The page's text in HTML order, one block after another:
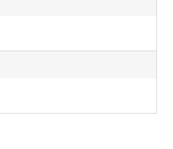
験者採用社員や女性社員が活躍